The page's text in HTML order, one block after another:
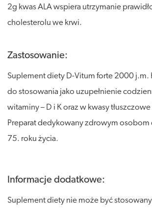
2g kwas ALA wspiera utrzymanie
cholesterolu we krwi.
Zastosowanie:
Suplement diety D-Vitum forte 2000 j.m.
do stosowania jako uzupełnienie
witaminy – D i K oraz w kwasy
Preparat dedykowany zdrowym osobom
75. roku życia.
Informacje dodatkowe:
Suplement diety nie może być